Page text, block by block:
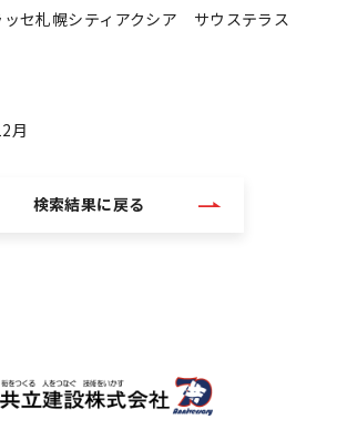
セ札幌シティアクシア サウステラス
月
検索結果に戻る